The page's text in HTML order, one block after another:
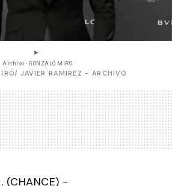
Archivo - GONZALO MIRÓ
JAVIER RAMIREZ - ARCHIVO
(CHANCE) -